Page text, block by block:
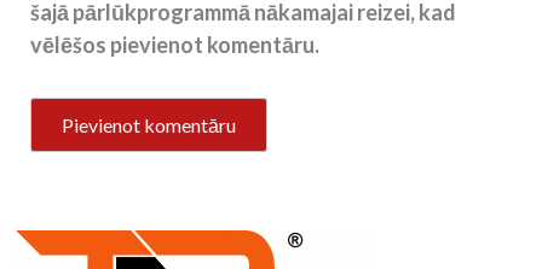
šajā pārlūkprogrammā nākamajai reizei, kad
vēlēšos pievienot komentāru.